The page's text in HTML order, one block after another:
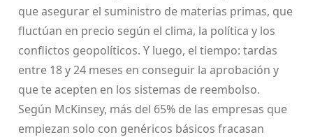
que asegurar el suministro de materias primas, que
fluctúan en precio según el clima, la política y los
conflictos geopolíticos. Y luego, el tiempo: tardas
entre 18 y 24 meses en conseguir la aprobación y
que te acepten en los sistemas de reembolso.
Según McKinsey, más del 65% de las empresas que
empiezan solo con genéricos básicos fracasan